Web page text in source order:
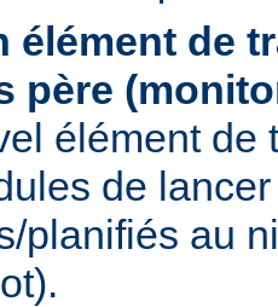
élément de
père
élément de
de
planifiés au